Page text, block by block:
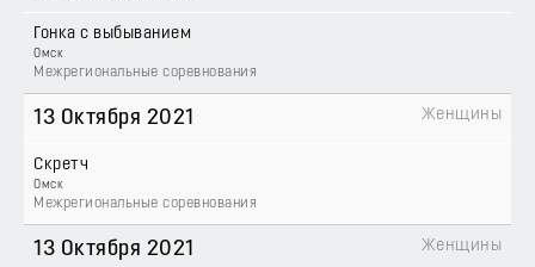
Гонка с выбыванием
Омск
Межрегиональные соревнования
13 Октября 2021
Скретч
Омск
Межрегиональные соревнования
Женщины
13 Октября 2021 Женщины